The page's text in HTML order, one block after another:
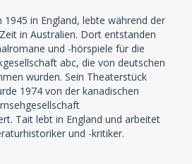
in England, lebte während der
in Australien. Dort entstanden
und -hörspiele für die
abc, die von deutschen
wurden. Sein Theaterstück
1974 von der kanadischen
Tait lebt in England und arbeitet
und -kritiker.